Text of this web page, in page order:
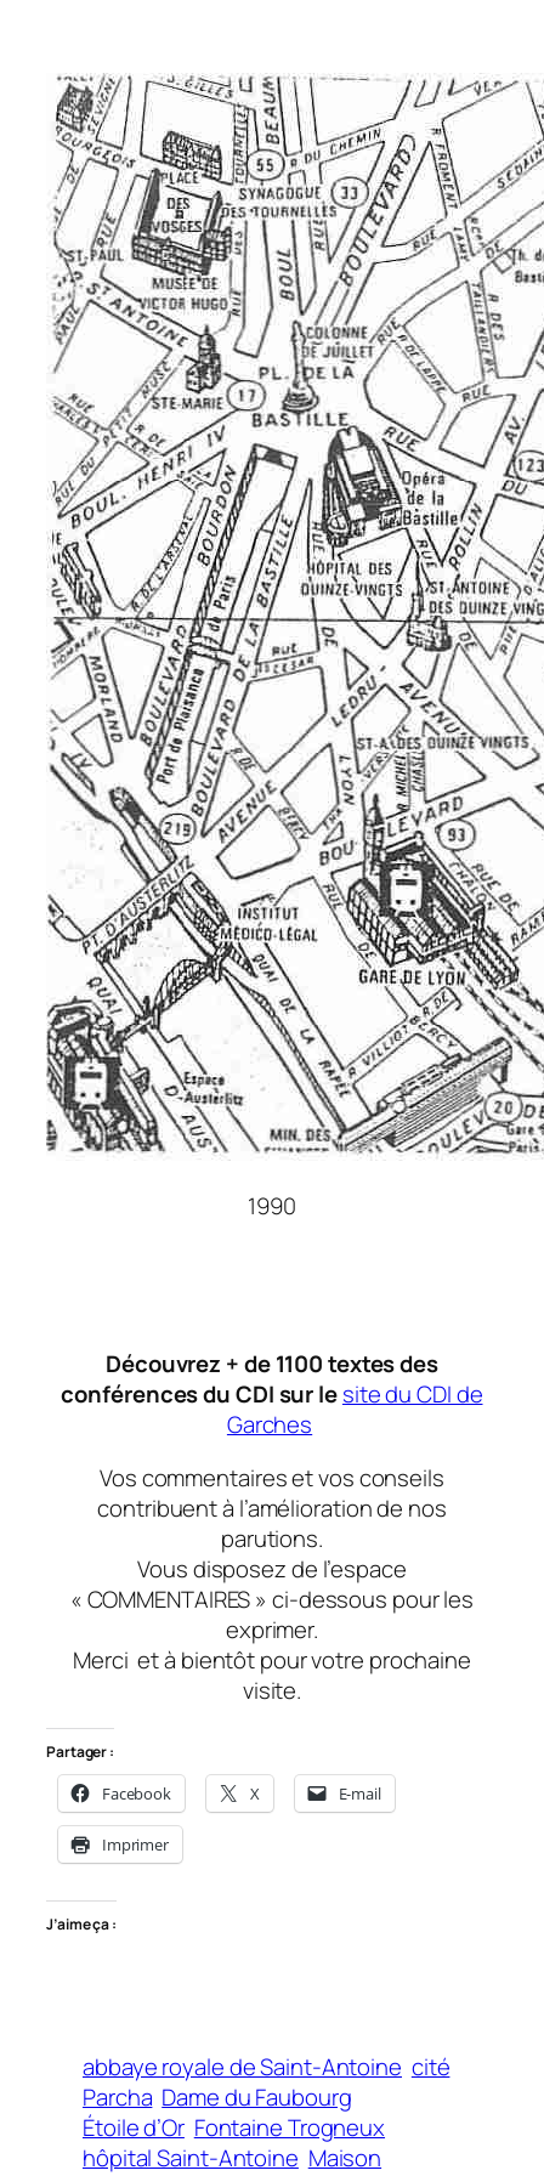
1990
Découvrez + de 1100 textes des
conférences du CDI sur lesite du CDI de
Garches
Vos commentaires et vos conseils
contribuent à l’amélioration de nos
parutions.
Vous disposez de l’espace
« COMMENTAIRES » ci-dessous pour les
exprimer.
Merci et à bientôt pour votre prochaine
visite.
Partager :
Facebook X E-mail
Imprimer
J’aime ça :
abbaye royale de Saint-Antoine cité
Parcha Dame du Faubourg
Étoile d’Or Fontaine Trogneux
hôpital Saint-Antoine Maison